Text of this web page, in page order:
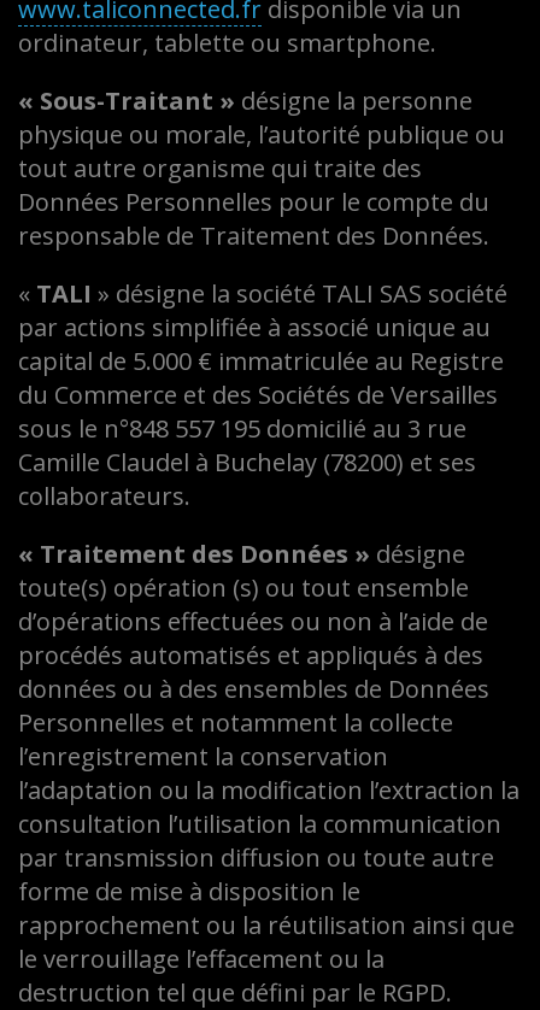
www.taliconnected.fr disponible via un
ordinateur, tablette ou smartphone.
« Sous-Traitant » désigne la personne
physique ou morale, l’autorité publique ou
tout autre organisme qui traite des
Données Personnelles pour le compte du
responsable de Traitement des Données.
« TALI » désigne la société TALI SAS société
par actions simplifiée à associé unique au
capital de 5.000 € immatriculée au Registre
du Commerce et des Sociétés de Versailles
sous le n°848 557 195 domicilié au 3 rue
Camille Claudel à Buchelay (78200) et ses
collaborateurs.
« Traitement des Données » désigne
toute(s) opération (s) ou tout ensemble
d’opérations effectuées ou non à l’aide de
procédés automatisés et appliqués à des
données ou à des ensembles de Données
Personnelles et notamment la collecte
l’enregistrement la conservation
l’adaptation ou la modification l’extraction la
consultation l’utilisation la communication
par transmission diffusion ou toute autre
forme de mise à disposition le
rapprochement ou la réutilisation ainsi que
le verrouillage l’effacement ou la
destruction tel que défini par le RGPD.